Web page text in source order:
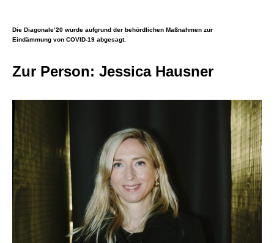
Die Diagonale’20 wurde aufgrund der behördlichen Maßnahmen zur
Eindämmung von COVID-19 abgesagt.
Zur Person: Jessica Hausner